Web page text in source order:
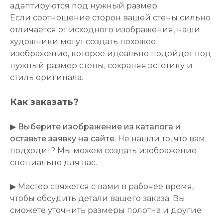
адаптируются под нужный размер.
Если соотношение сторон вашей стены сильно
отличается от исходного изображения, наши
художники могут создать похожее
изображение, которое идеально подойдет под
нужный размер стены, сохраняя эстетику и
стиль оригинала.
Как заказать?
▶ Выберите изображение из каталога и
оставьте заявку на сайте. Не нашли то, что вам
подходит? Мы можем создать изображение
специально для вас.
▶ Мастер свяжется с вами в рабочее время,
чтобы обсудить детали вашего заказа. Вы
сможете уточнить размеры полотна и другие